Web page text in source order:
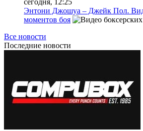
сегодня, 12:25
Энтони Джошуа – Джейк Пол.
моментов боя
Все новости
Последние новости